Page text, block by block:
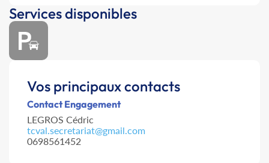
Services disponibles
Vos principaux contacts
Contact Engagement
LEGROS Cédric
tcval.secretariat@gmail.com
0698561452